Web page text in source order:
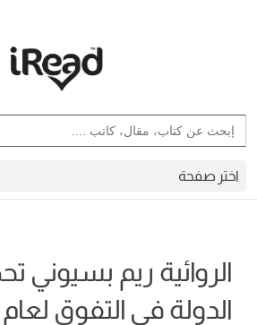
Search
for:
Search Button
اختر صفحة
الروائية ريم بسيوني
الدولة في التفوق لعام ٢٠٢٢